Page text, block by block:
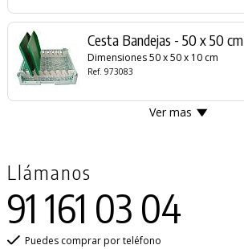
Cesta Bandejas - 50 x 50 cm
Dimensiones 50 x 50 x 10 cm
Ref. 973083
Ver mas
Llámanos
91 161 03 04
Puedes comprar por teléfono